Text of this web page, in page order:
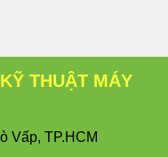
THUẬT MÁY
Vấp, TP.HCM